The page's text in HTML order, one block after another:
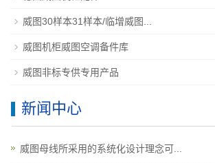
威图30样本31样本/临增威图...
威图机柜威图空调备件库
威图非标专供专用产品
新闻中心
威图母线所采用的系统化设计理念可...